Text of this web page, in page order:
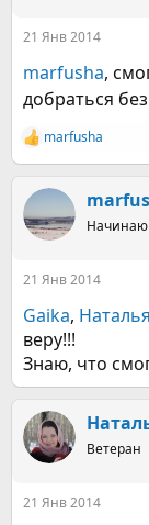
21 Янв 2014
marfusha,
добраться
Р
е
к
ц
и
marfusha
21 Янв 2014
Gaika,
веру!!!
Знаю, что
Ветеран
21 Янв 2014